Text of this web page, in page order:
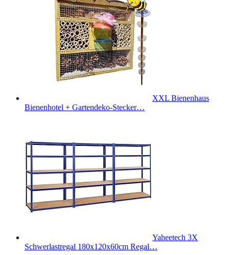
XXL Bienenhaus
Bienenhotel + Gartendeko-Stecker…
Yaheetech 3X
Schwerlastregal 180x120x60cm Regal…